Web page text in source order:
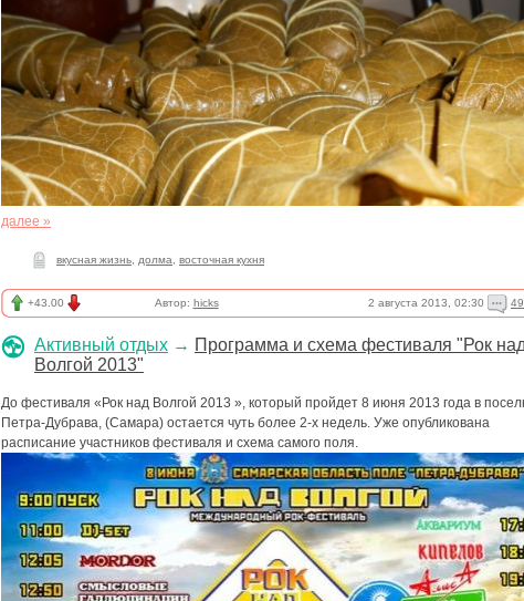
далее »
вкусная жизнь долма восточная кухня
+43.00 Автор: hicks 2 августа 2013, 02:30 49
Активный отдых → Программа и схема фестиваля "Рок
Волгой 2013"
До фестиваля «Рок над Волгой 2013 », который пройдет 8 июня 2013 года в
Петра-Дубрава, (Самара) остается чуть более 2-х недель. Уже опубликована
расписание участников фестиваля и схема самого поля.